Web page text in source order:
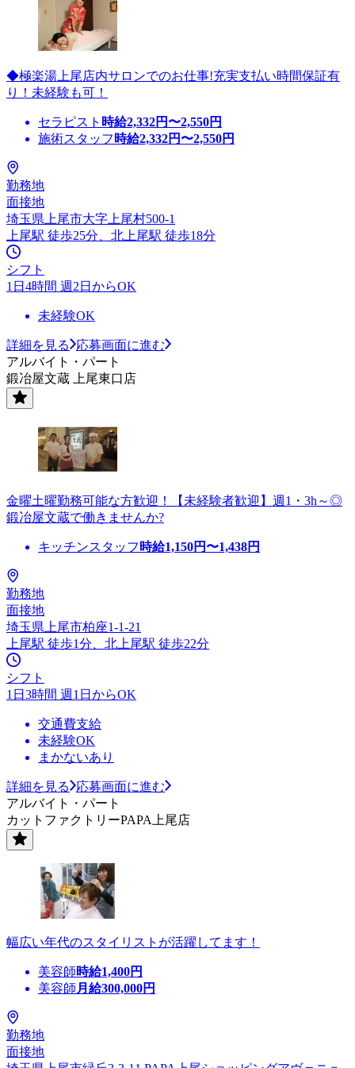
◆極楽湯上尾店内サロンでのお仕事!充実支払い時間保証有
り！未経験も可！
セラピスト 時給2,332円〜2,550円
施術スタッフ 時給2,332円〜2,550円
勤務地
面接地
埼玉県上尾市大字上尾村500-1
上尾駅 徒歩25分、北上尾駅 徒歩18分
シフト
1日4時間 週2日からOK
未経験OK
詳細を見る
応募画面に進む
アルバイト・パート
鍛冶屋文蔵 上尾東口店
金曜土曜勤務可能な方歓迎！【未経験者歓迎】週1・3h～◎
鍛冶屋文蔵で働きませんか?
キッチンスタッフ 時給1,150円〜1,438円
勤務地
面接地
埼玉県上尾市柏座1-1-21
上尾駅 徒歩1分、北上尾駅 徒歩22分
シフト
1日3時間 週1日からOK
交通費支給
未経験OK
まかないあり
詳細を見る
応募画面に進む
アルバイト・パート
カットファクトリーPAPA上尾店
幅広い年代のスタイリストが活躍してます！
美容師時給1,400円
美容師 月給300,000円
勤務地
面接地